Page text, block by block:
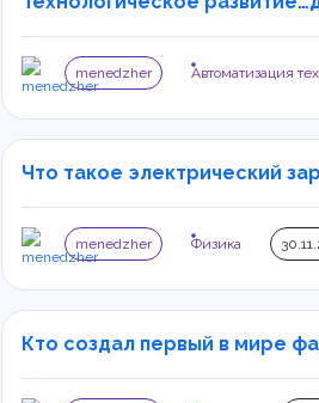
menedzher Автоматизация
Что такое электрический
menedzher Физика
Кто создал первый в мире